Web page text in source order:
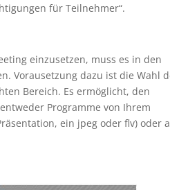
für Teilnehmer“.
einzusetzen, muss es in den
Vorausetzung dazu ist die Wahl
Bereich. Es ermöglicht, den
Programme von Ihrem
ein jpeg oder flv) oder